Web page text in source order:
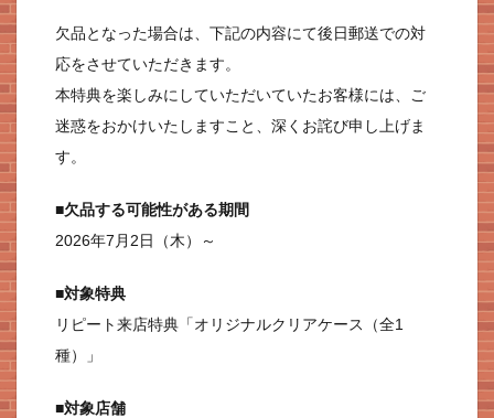
欠品となった場合は、下記の内容にて後日郵送での対
応をさせていただきます。
本特典を楽しみにしていただいていたお客様には、ご
迷惑をおかけいたしますこと、深くお詫び申し上げま
す。
■欠品する可能性がある期間
2026年7月2日（木）～
■対象特典
リピート来店特典「オリジナルクリアケース（全1
種）」
■対象店舗